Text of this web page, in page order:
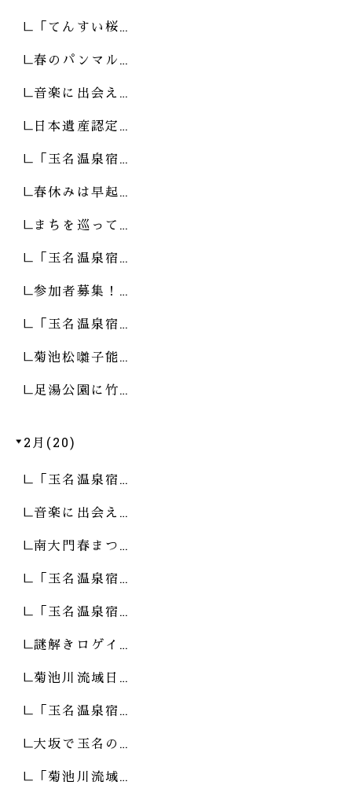
「てんすい桜…
春のパンマル…
音楽に出会え…
日本遺産認定…
「玉名温泉宿…
春休みは早起…
まちを巡って…
「玉名温泉宿…
参加者募集！…
「玉名温泉宿…
菊池松囃子能…
足湯公園に竹…
2月(20)
「玉名温泉宿…
音楽に出会え…
南大門春まつ…
「玉名温泉宿…
「玉名温泉宿…
謎解きロゲイ…
菊池川流域日…
「玉名温泉宿…
大坂で玉名の…
「菊池川流域…